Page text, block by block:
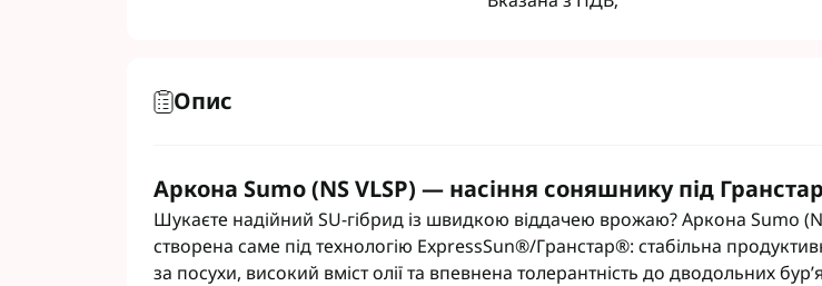
Фунгіциди для Зернових
Фунгіциди Для Соняшнику
Фунгіциди Для Винограду
Фунгіциди для Рапса
Добрива для буряків
Комплексні
Мікродобрива для
Мікродобрива для
Опис
Аркона Sumo (NS VLSP) — насіння соняшнику під
Шукаєте надійний SU-гібрид із швидкою віддачею врожаю? Аркона Sumo
створена саме під технологію ExpressSun®/Гранстар®: стабільна
за посухи, високий вміст олії та впевнена толерантність до дводольних